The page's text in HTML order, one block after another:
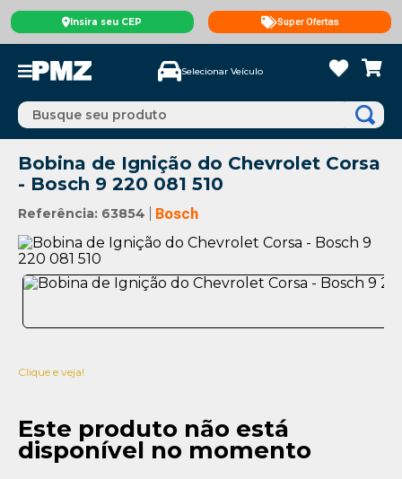
Insira seu CEP Super Ofertas
Selecionar Veículo
Busque seu produto
Bobina de Ignição do Chevrolet Corsa
- Bosch 9 220 081 510
Referência: 63854 Bosch
Clique e veja!
Este produto não está
disponível no momento